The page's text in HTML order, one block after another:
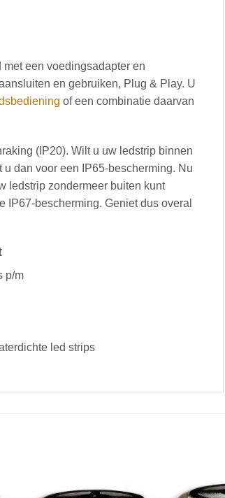
een voedingsadapter en
en gebruiken, Plug & Play. U
of een combinatie daarvan
(IP20). Wilt u uw ledstrip binnen
dan voor een IP65-bescherming. Nu
ledstrip zondermeer buiten kunt
IP67-bescherming. Geniet dus overal
p/m
led strips